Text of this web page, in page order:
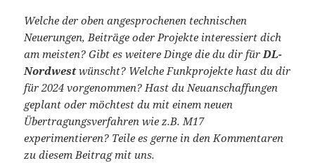
Welche der oben angesprochenen technischen
Neuerungen, Beiträge oder Projekte interessiert dich
am meisten? Gibt es weitere Dinge die du dir für DL-
Nordwestwünscht? Welche Funkprojekte hast du dir
für 2024 vorgenommen? Hast du Neuanschaffungen
geplant oder möchtest du mit einem neuen
Übertragungsverfahren wie z.B. M17
experimentieren? Teile es gerne in den Kommentaren
zu diesem Beitrag mit uns.